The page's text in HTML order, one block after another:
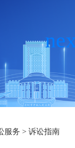
服务 > 诉讼指南